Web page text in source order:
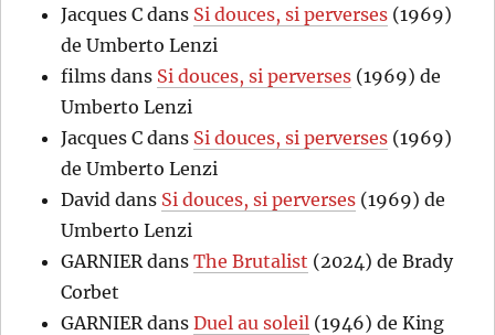
Jacques C dans Si douces, si perverses (1969)
de Umberto Lenzi
films dans Si douces, si perverses (1969) de
Umberto Lenzi
Jacques C dans Si douces, si perverses (1969)
de Umberto Lenzi
David dans Si douces, si perverses (1969) de
Umberto Lenzi
GARNIER dansThe Brutalist (2024) de Brady
Corbet
GARNIER dansDuel au soleil (1946) de King